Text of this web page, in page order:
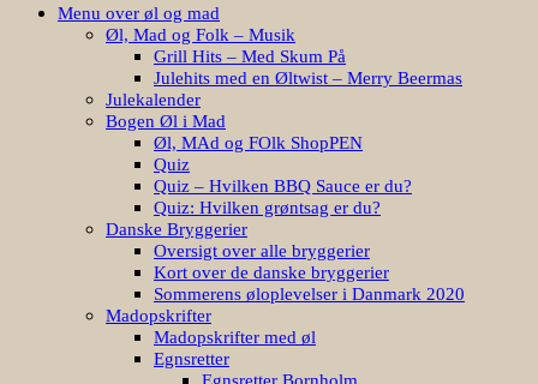
Menu over øl og mad
Øl, Mad og Folk – Musik
Grill Hits – Med Skum På
Julehits med en Øltwist – Merry Beermas
Julekalender
Bogen Øl i Mad
Øl, MAd og FOlk ShopPEN
Quiz
Quiz – Hvilken BBQ Sauce er du?
Quiz: Hvilken grøntsag er du?
Danske Bryggerier
Oversigt over alle bryggerier
Kort over de danske bryggerier
Sommerens øloplevelser i Danmark 2020
Madopskrifter
Madopskrifter med øl
Egnsretter